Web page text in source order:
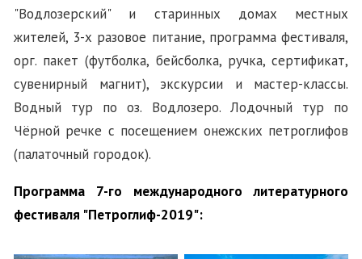
"Водлозерский" и старинных домах местных
жителей, 3-х разовое питание, программа фестиваля,
орг. пакет (футболка, бейсболка, ручка, сертификат,
сувенирный магнит), экскурсии и мастер-классы.
Водный тур по оз. Водлозеро. Лодочный тур по
Чёрной речке с посещением онежских петроглифов
(палаточный городок).
Программа 7-го международного литературного
фестиваля "Петроглиф-2019":